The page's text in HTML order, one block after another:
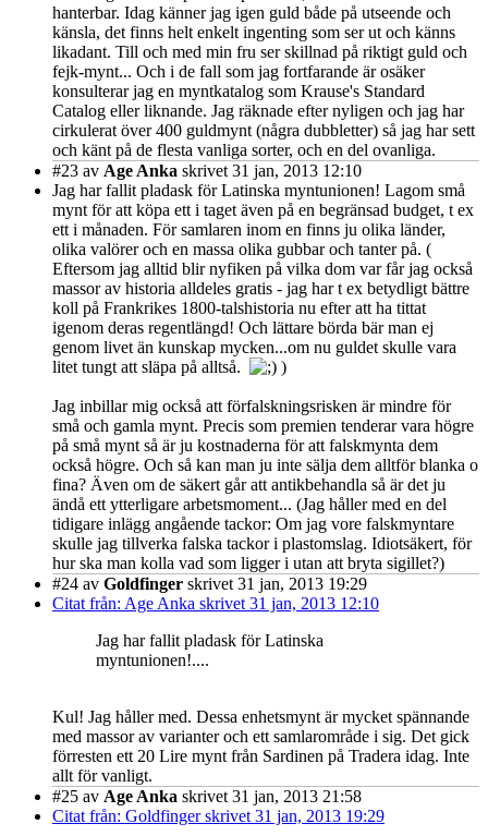
hanterbar. Idag känner jag igen guld både på utseende och
känsla, det finns helt enkelt ingenting som ser ut och känns
likadant. Till och med min fru ser skillnad på riktigt guld och
fejk-mynt... Och i de fall som jag fortfarande är osäker
konsulterar jag en myntkatalog som Krause's Standard
Catalog eller liknande. Jag räknade efter nyligen och jag har
cirkulerat över 400 guldmynt (några dubbletter) så jag har sett
och känt på de flesta vanliga sorter, och en del ovanliga.
#23 av Age Anka skrivet 31 jan, 2013 12:10
Jag har fallit pladask för Latinska myntunionen! Lagom små
mynt för att köpa ett i taget även på en begränsad budget, t ex
ett i månaden. För samlaren inom en finns ju olika länder,
olika valörer och en massa olika gubbar och tanter på. (
Eftersom jag alltid blir nyfiken på vilka dom var får jag också
massor av historia alldeles gratis - jag har t ex betydligt bättre
koll på Frankrikes 1800-talshistoria nu efter att ha tittat
igenom deras regentlängd! Och lättare börda bär man ej
genom livet än kunskap mycken...om nu guldet skulle vara
litet tungt att släpa på alltså.
)
Jag inbillar mig också att förfalskningsrisken är mindre för
små och gamla mynt. Precis som premien tenderar vara högre
på små mynt så är ju kostnaderna för att falskmynta dem
också högre. Och så kan man ju inte sälja dem alltför blanka o
fina? Även om de säkert går att antikbehandla så är det ju
ändå ett ytterligare arbetsmoment... (Jag håller med en del
tidigare inlägg angående tackor: Om jag vore falskmyntare
skulle jag tillverka falska tackor i plastomslag. Idiotsäkert, för
hur ska man kolla vad som ligger i utan att bryta sigillet?)
#24 av Goldfinger skrivet 31 jan, 2013 19:29
Citat från: Age Anka skrivet 31 jan, 2013 12:10
Jag har fallit pladask för Latinska
myntunionen!....
Kul! Jag håller med. Dessa enhetsmynt är mycket spännande
med massor av varianter och ett samlarområde i sig. Det gick
förresten ett 20 Lire mynt från Sardinen på Tradera idag. Inte
allt för vanligt.
#25 av Age Anka skrivet 31 jan, 2013 21:58
Citat från: Goldfinger skrivet 31 jan, 2013 19:29